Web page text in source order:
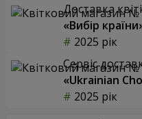
Доставка
«Вибір
2025 рік
Сервіс
«Ukrainian
2025 рік